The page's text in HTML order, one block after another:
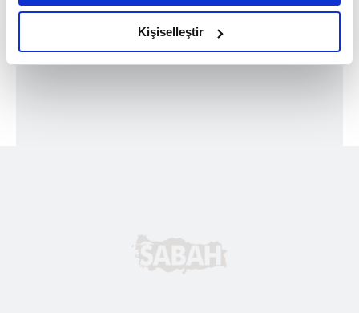
amacımızın size daha iyi bir reklam deneyimi sunmak
olduğunu ve sizlere en iyi içerikleri sunabilmek adına
elimizden gelen çabayı gösterdiğimizi ve bu noktada,
reklamların maliyetlerimizi karşılamak noktasında tek gelir
kullanılmaktadır. Bu çerezler vasıtasıyla çeşitli kişisel
verileriniz işlenmekte olup gerekli olan çerezler bilgi
Kişiselleştir